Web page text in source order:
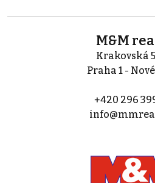
M&M
Krakovská
Praha 1 -
+420 296